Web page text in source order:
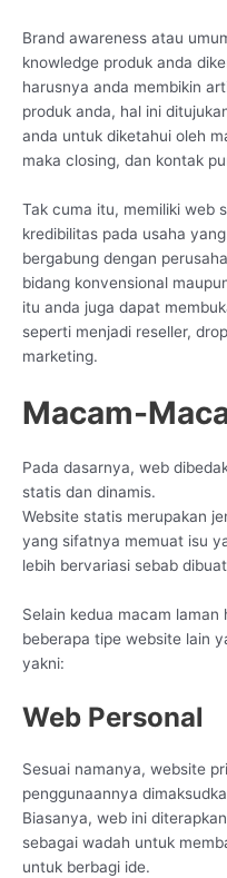
Brand awareness atau
knowledge produk anda
harusnya anda membikin
produk anda, hal ini
anda untuk diketahui oleh
maka closing, dan kontak
Tak cuma itu, memiliki web
kredibilitas pada usaha
bergabung dengan
bidang konvensional
itu anda juga dapat
seperti menjadi reseller,
marketing.
Macam-
Pada dasarnya, web
statis dan dinamis.
Website statis merupakan
yang sifatnya memuat isu
lebih bervariasi sebab
Selain kedua macam laman
beberapa tipe website lain
yakni:
Web Personal
Sesuai namanya, website
penggunaannya
Biasanya, web ini
sebagai wadah untuk
untuk berbagi ide.